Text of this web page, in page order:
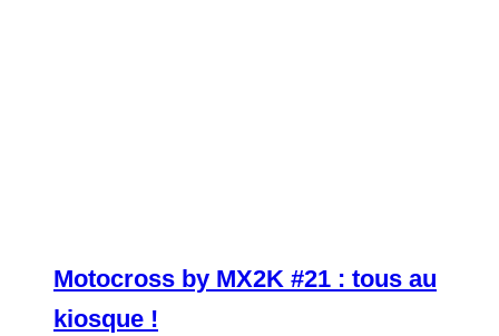
Motocross by MX2K #21 : tous au
kiosque !